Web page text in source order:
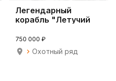
Легендарный
корабль "Летучий
750 000 ₽
Охотный ряд